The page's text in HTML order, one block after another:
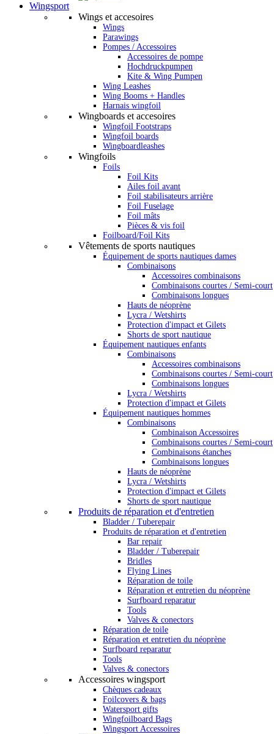
Wingsport
Wings et accesoires
Wings
Parawings
Pompes / Accessoires
Accessoires de pompe
Hochdruckpumpen
Kite & Wing Pumpen
Wing Leashes
Wing Booms + Handles
Harnais wingfoil
Wingboards et accesoires
Wingfoil Footstraps
Wingfoil boards
Wingboardleashes
Wingfoils
Foils
Foil Kits
Ailes foil avant
Foil stabilisateurs arrière
Foil Fuselage
Foil mâts
Pièces & vis foil
Foilboard/Foil Kits
Vêtements de sports nautiques
Équipement de sports nautiques dames
Combinaisons
Accessoires combinaisons
Combinaisons courtes / Semi-court
Combinaisons longues
Hauts de néoprène
Lycra / Wetshirts
Protection d'impact et Gilets
Shorts de sport nautique
Équipement nautiques enfants
Combinaisons
Accessoires combinaisons
Combinaisons courtes / Semi-court
Combinaisons longues
Lycra / Wetshirts
Protection d'impact et Gilets
Équipement nautiques hommes
Combinaisons
Combinaison Accessoires
Combinaisons courtes / Semi-court
Combinaisons étanches
Combinaisons longues
Hauts de néoprène
Lycra / Wetshirts
Protection d'impact et Gilets
Shorts de sport nautique
Produits de réparation et d'entretien
Bladder / Tuberepair
Produits de réparation et d'entretien
Bar repair
Bladder / Tuberepair
Bridles
Flying Lines
Réparation de toile
Réparation et entretien du néoprène
Surfboard reparatur
Tools
Valves & conectors
Réparation de toile
Réparation et entretien du néoprène
Surfboard reparatur
Tools
Valves & conectors
Accessoires wingsport
Chèques cadeaux
Foilcovers & bags
Watersport gifts
Wingfoilboard Bags
Wingsport Accessoires